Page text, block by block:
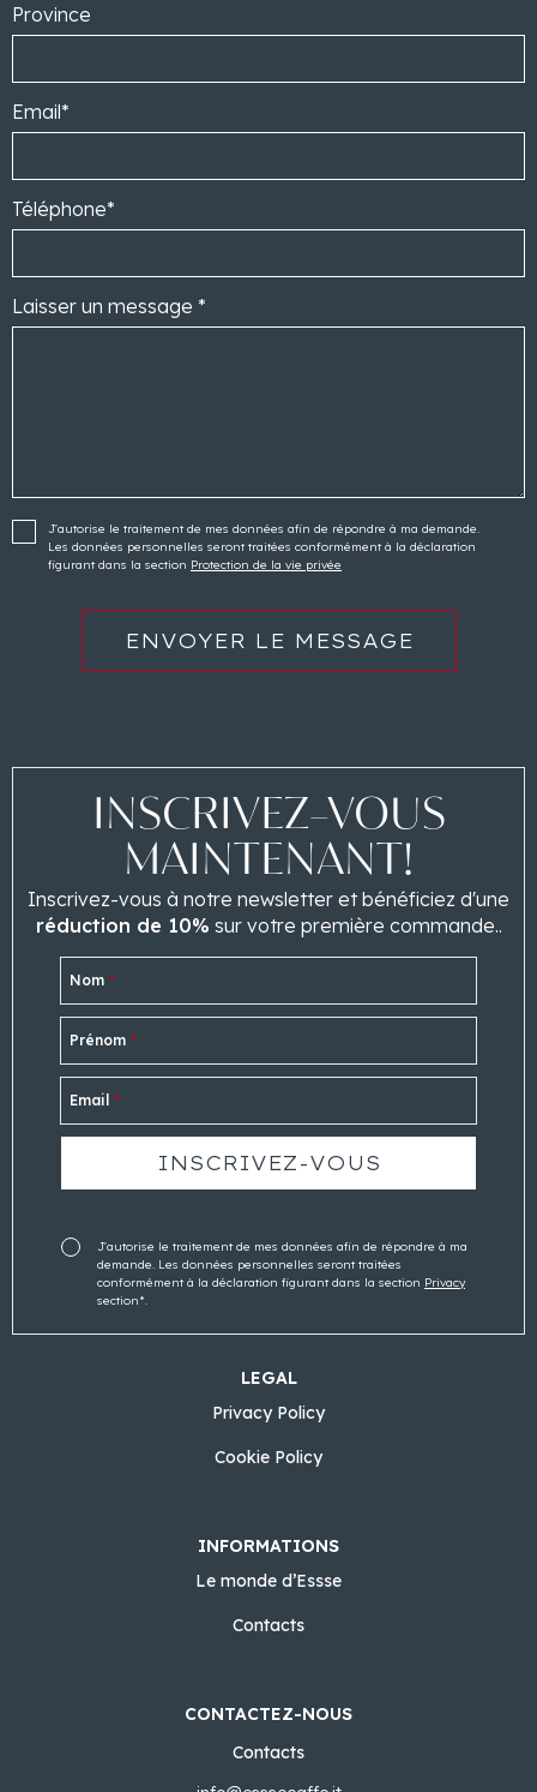
Province
Email*
Téléphone*
Laisser un message *
J'autorise le traitement de mes données afin de répondre à ma demande.
Les données personnelles seront traitées conformément à la déclaration
figurant dans la section Protection de la vie privée
LEGAL
Privacy Policy
Cookie Policy
INFORMATIONS
Le monde d’Essse
Contacts
CONTACTEZ-NOUS
Contacts
INSCRIVEZ-VOUS
MAINTENANT!
Inscrivez-vous à notre newsletter et bénéficiez d'une
réduction de 10% sur votre première commande..
Nom *
Prénom *
Email *
J'autorise le traitement de mes données afin de répondre à ma
demande. Les données personnelles seront traitées
conformément à la déclaration figurant dans la section Privacy
section*.